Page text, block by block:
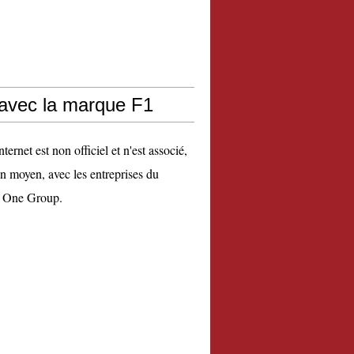
la marque F1
est non officiel et n'est associé,
moyen, avec les entreprises du
Group.